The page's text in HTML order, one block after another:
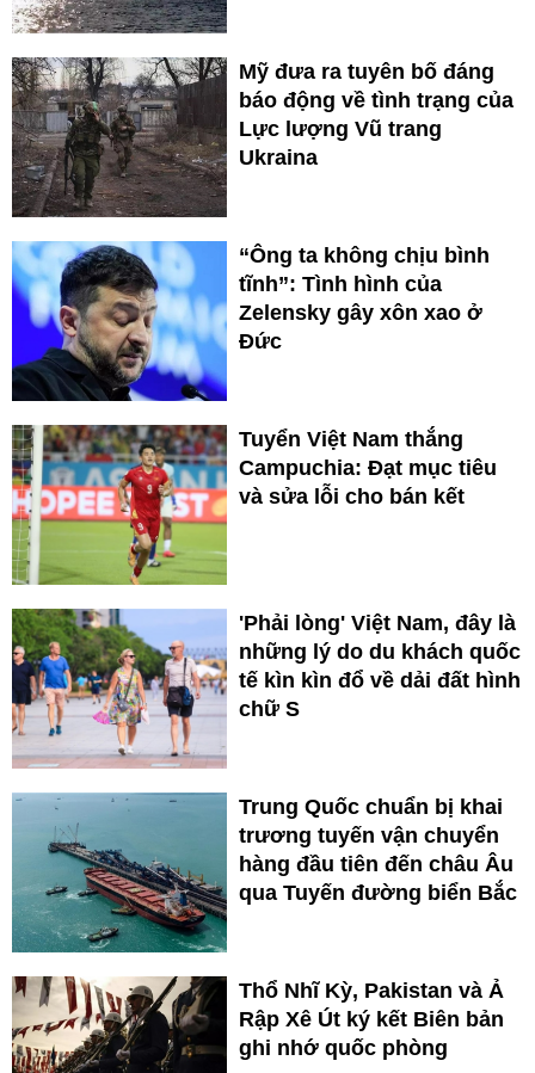
Mỹ đưa ra tuyên bố đáng
báo động về tình trạng của
Lực lượng Vũ trang
Ukraina
“Ông ta không chịu bình
tĩnh”: Tình hình của
Zelensky gây xôn xao ở
Đức
Tuyển Việt Nam thắng
Campuchia: Đạt mục tiêu
và sửa lỗi cho bán kết
'Phải lòng' Việt Nam, đây là
những lý do du khách quốc
tế kìn kìn đổ về dải đất hình
chữ S
Trung Quốc chuẩn bị khai
trương tuyến vận chuyển
hàng đầu tiên đến châu Âu
qua Tuyến đường biển Bắc
Thổ Nhĩ Kỳ, Pakistan và Ả
Rập Xê Út ký kết Biên bản
ghi nhớ quốc phòng